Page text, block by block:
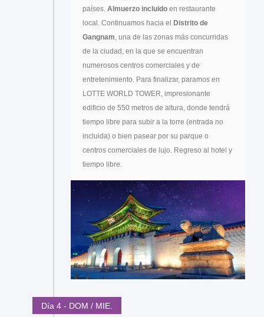
países. Almuerzo incluido en restaurante
local. Continuamos hacia el Distrito de
Gangnam , una de las zonas más concurridas
de la ciudad, en la que se encuentran
numerosos centros comerciales y de
entretenimiento. Para finalizar, paramos en
LOTTE WORLD TOWER, impresionante
edificio de 550 metros de altura, donde tendrá
tiempo libre para subir a la torre (entrada no
incluida) o bien pasear por su parque o
centros comerciales de lujo. Regreso al hotel y
tiempo libre.
Día 4 - DOM / MIE.